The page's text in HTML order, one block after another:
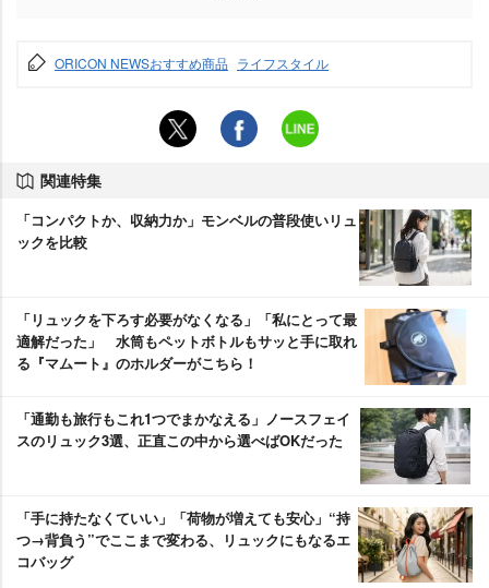
ORICON NEWSおすすめ商品 ライフスタイル
関連特集
「コンパクトか、収納力か」モンベルの普段使いリュ
ックを比較
「リュックを下ろす必要がなくなる」「私にとって最
適解だった」 水筒もペットボトルもサッと手に取れ
る『マムート』のホルダーがこちら！
「通勤も旅行もこれ1つでまかなえる」ノースフェイ
スのリュック3選、正直この中から選べばOKだった
「手に持たなくていい」「荷物が増えても安心」“持
つ→背負う”でここまで変わる、リュックにもなるエ
コバッグ